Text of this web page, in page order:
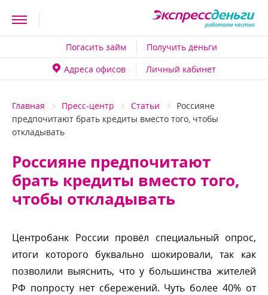
Погасить займ
Получить деньги
Адреса офисо
Личный кабинет
Главная Пресс-центр Статьи
Россияне
предпочитают брать кредиты вместо того, чтобы
откладывать
Россияне предпочитают
рать кредиты вместо того,
чтобы откладывать
Центробанк России провёл специальный опрос,
итоги которого буквально шокировали, так как
позволили выяснить, что у большинства жителей
РФ попросту нет сбережений. Чуть более 40% от